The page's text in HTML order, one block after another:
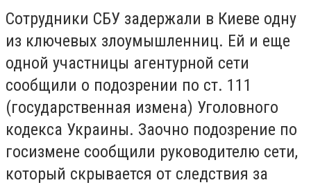
Сотрудники СБУ задержали в Киеве одну
из ключевых злоумышленниц. Ей и еще
одной участницы агентурной сети
сообщили о подозрении по ст. 111
(государственная измена) Уголовного
кодекса Украины. Заочно подозрение по
госизмене сообщили руководителю сети,
который скрывается от следствия за